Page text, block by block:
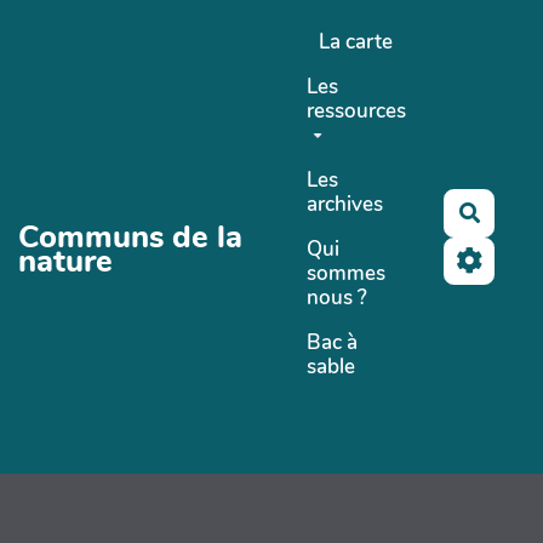
Communs de la
nature
La carte
Les
ressources
Les
archives
Qui
sommes
nous ?
Bac à
sable